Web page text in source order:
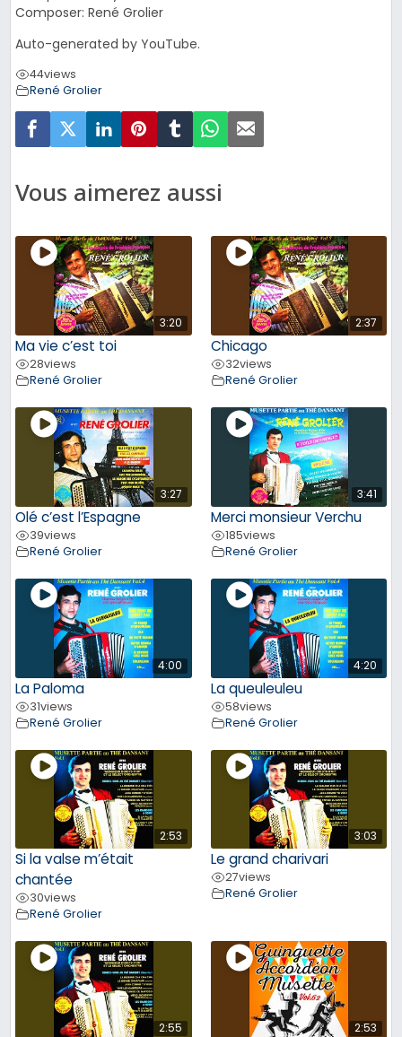
Composer: René Grolier
Auto-generated by YouTube.
44views
René Grolier
Vous aimerez aussi
3:20
Ma vie c’est toi
28views
René Grolier
2:37
Chicago
32views
René Grolier
3:27
Olé c’est l’Espagne
39views
René Grolier
3:41
Merci monsieur Verchu
185views
René Grolier
4:00
La Paloma
31views
René Grolier
4:20
La queuleuleu
58views
René Grolier
2:53
Si la valse m’était
chantée
30views
René Grolier
3:03
Le grand charivari
27views
René Grolier
2:55 2:53